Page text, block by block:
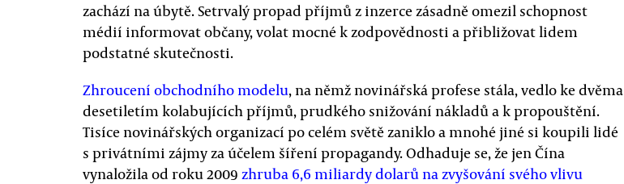
zachází na úbytě. Setrvalý propad příjmů z inzerce zásadně omezil schopnost
médií informovat občany, volat mocné k zodpovědnosti a přibližovat lidem
podstatné skutečnosti.
Zhroucení obchodního modelu, na němž novinářská profese stála, vedlo ke dvěma
desetiletím kolabujících příjmů, prudkého snižování nákladů a k propouštění.
Tisíce novinářských organizací po celém světě zaniklo a mnohé jiné si koupili lidé
s privátními zájmy za účelem šíření propagandy. Odhaduje se, že jen Čína
vynaložila od roku 2009 zhruba 6,6 miliardy dolarů na zvyšování svého vlivu